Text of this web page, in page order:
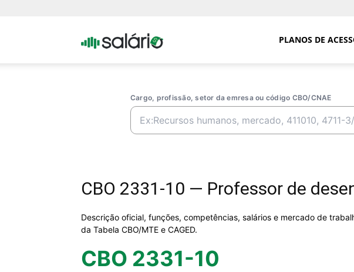
Portal PLANOS DE
Cargo, profissão, setor da emresa ou código CBO/CNAE
CBO 2331-10 — Professor de
Descrição oficial, funções, competências, salários e mercado de
da Tabela CBO/MTE e CAGED.
CBO 2331-10